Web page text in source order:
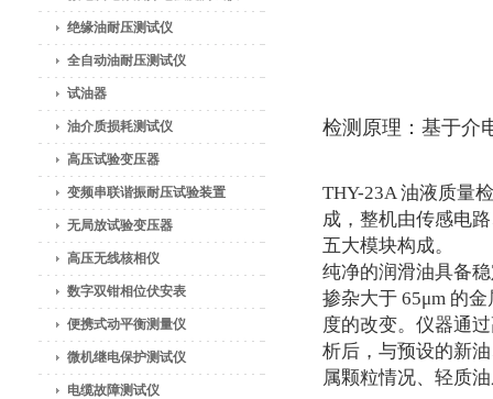
绝缘油耐压测试仪
全自动油耐压测试仪
试油器
油介质损耗测试仪
高压试验变压器
变频串联谐振耐压试验装置
无局放试验变压器
高压无线核相仪
数字双钳相位伏安表
便携式动平衡测量仪
微机继电保护测试仪
电缆故障测试仪
检测原理：基于介
THY-23A 油液质量
成，整机由传感电
五大模块构成。
纯净的润滑油具备
掺杂大于 65μm 的
度的改变。仪器通
析后，与预设的新
属颗粒情况、轻质